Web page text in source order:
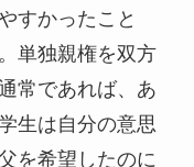
すかったこと
単独親権を双方
常であれば、あ
生は自分の意思
を希望したのに